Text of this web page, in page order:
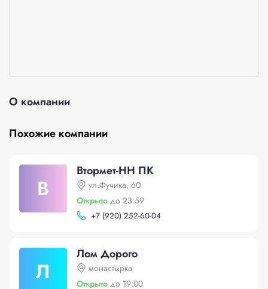
О компании
Похожие компании
В
Втормет-НН ПК
ул.Фучика, 60
Открыто до 23:59
+7 (920) 252-60-04
Л
Лом Дорого
монастырка
Открыто до 19:00